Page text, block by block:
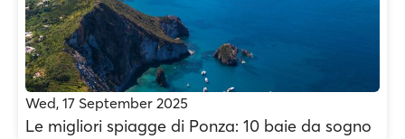
Wed, 17 September 2025
Le migliori spiagge di Ponza: 10 baie da sogno